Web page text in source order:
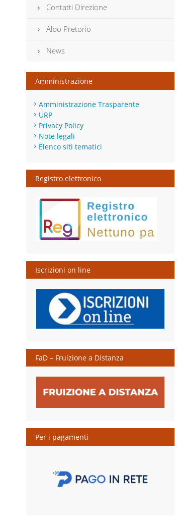
Contatti Direzione
Albo Pretorio
News
Amministrazione
Amministrazione Trasparente
URP
Privacy Policy
Note legali
Elenco siti tematici
Registro elettronico
Iscrizioni on line
FaD – Fruizione a Distanza
Per i pagamenti